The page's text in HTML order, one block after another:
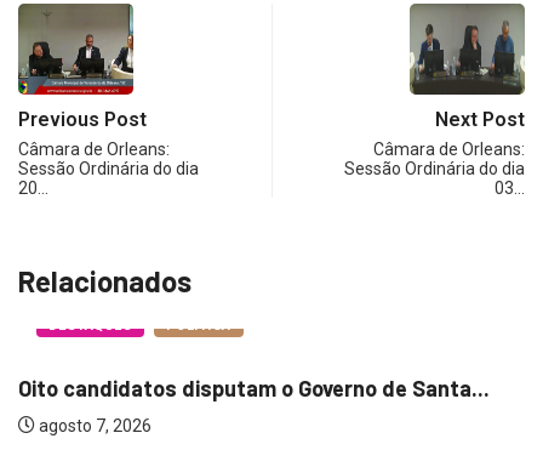
Previous Post
Câmara de Orleans:
Sessão Ordinária do dia
20…
Next Post
Câmara de Orleans:
Sessão Ordinária do dia
03…
Relacionados
DESTAQUES POLITICA
Oito candidatos disputam o Governo de Santa...
agosto 7, 2026